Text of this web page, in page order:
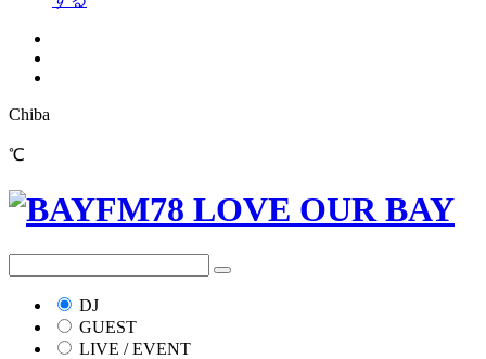
Chiba
℃
DJ
GUEST
LIVE / EVENT